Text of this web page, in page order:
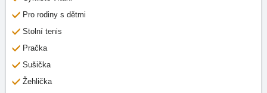
Pro rodiny s dětmi
Stolní tenis
Pračka
Sušička
Žehlička